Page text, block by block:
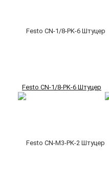
Festo CN-1/8-PK-6 Штуцер